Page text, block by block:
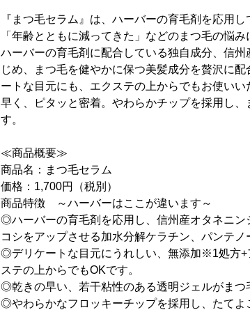
『まつ毛セラム』は、ハーバーの育毛剤を応用
「年齢とともに減ってきた」などのまつ毛の悩
ハーバーの育毛剤に配合している独自成分、信
じめ、まつ毛を健やかに保つ美髪成分を贅沢に
ートな目元にも、エクステの上からでもお使い
早く、ピタッと密着。やわらかチップを採用し
す。
≪商品概要≫
商品名：まつ毛セラム
価格：1,700円（税別）
商品特徴 ～ハーバーはここが違います～
◎ハーバーの育毛剤を応用し、信州産オタネニン
コシをアップさせる加水分解ケラチン、パンテ
◎デリケートな目元にうれしい、無添加※1処方
ステの上からでもOKです。
◎乾きの早い、若干粘性のある透明ジェルがまつ
◎やわらかなフロッキーチップを採用し、たてよ